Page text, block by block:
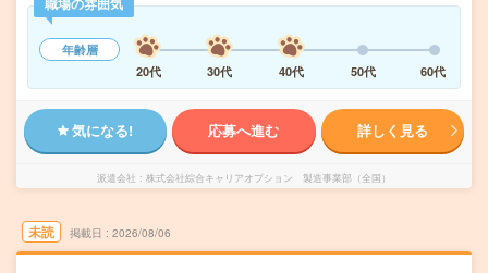
年齢層
20代
30代 40代 50代 60代
気になる! 応募へ進む 詳しく見る
派遣会社 株式会社綜合キャリアオプション 製造事業部（全国）
未読 掲載日 2026/08/06